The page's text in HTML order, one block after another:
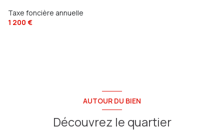
Taxe foncière annuelle
1 200 €
AUTOUR DU BIEN
Découvrez le quartier